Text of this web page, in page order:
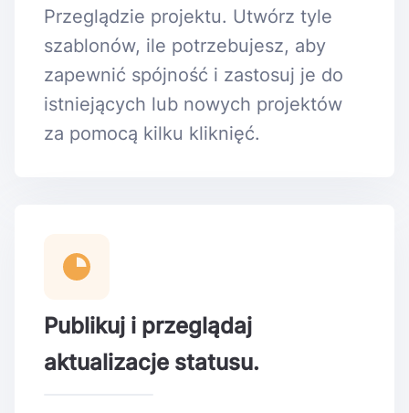
Przeglądzie projektu. Utwórz tyle
szablonów, ile potrzebujesz, aby
zapewnić spójność i zastosuj je do
istniejących lub nowych projektów
za pomocą kilku kliknięć.
Publikuj i przeglądaj
aktualizacje statusu.